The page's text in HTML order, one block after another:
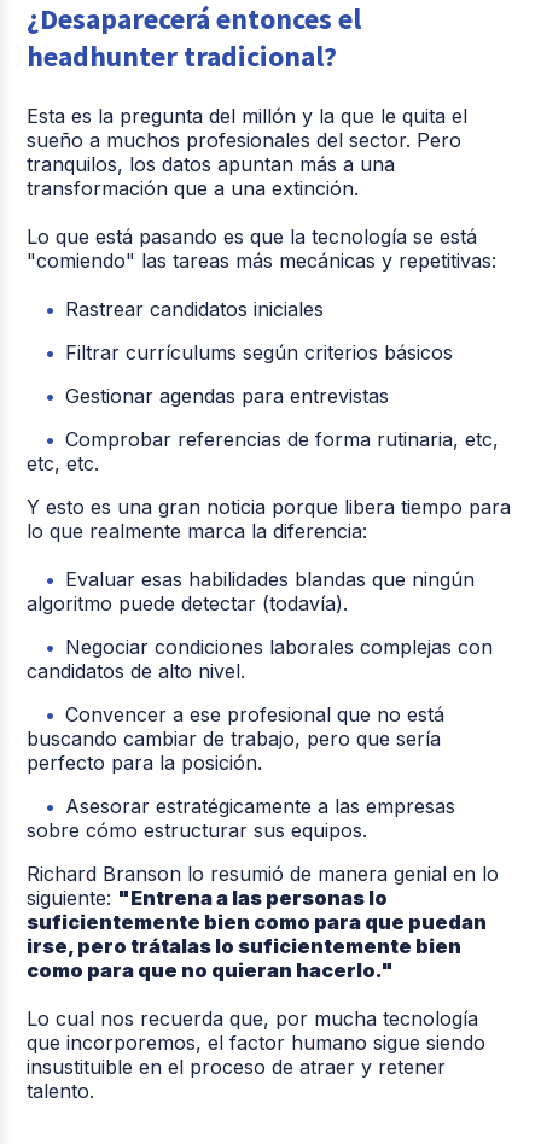
¿Desaparecerá entonces el
headhunter tradicional?
Esta es la pregunta del millón y la que le quita el
sueño a muchos profesionales del sector. Pero
tranquilos, los datos apuntan más a una
transformación que a una extinción.
Lo que está pasando es que la tecnología se está
"comiendo" las tareas más mecánicas y repetitivas:
Rastrear candidatos iniciales
Filtrar currículums según criterios básicos
Gestionar agendas para entrevistas
Comprobar referencias de forma rutinaria, etc,
etc, etc.
Y esto es una gran noticia porque libera tiempo para
lo que realmente marca la diferencia:
Evaluar esas habilidades blandas que ningún
algoritmo puede detectar (todavía).
Negociar condiciones laborales complejas con
candidatos de alto nivel.
Convencer a ese profesional que no está
buscando cambiar de trabajo, pero que sería
perfecto para la posición.
Asesorar estratégicamente a las empresas
sobre cómo estructurar sus equipos.
Richard Branson lo resumió de manera genial en lo
siguiente: "Entrena a las personas lo
suficientemente bien como para que puedan
irse, pero trátalas lo suficientemente bien
como para que no quieran hacerlo."
Lo cual nos recuerda que, por mucha tecnología
que incorporemos, el factor humano sigue siendo
insustituible en el proceso de atraer y retener
talento.